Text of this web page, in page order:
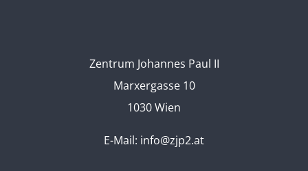
Zentrum Johannes Paul II
Marxergasse 10
1030 Wien
E-Mail: info@zjp2.at